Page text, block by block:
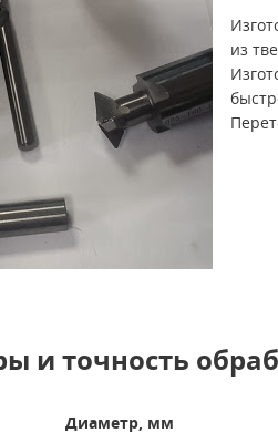
из
и точность
Диаметр, мм